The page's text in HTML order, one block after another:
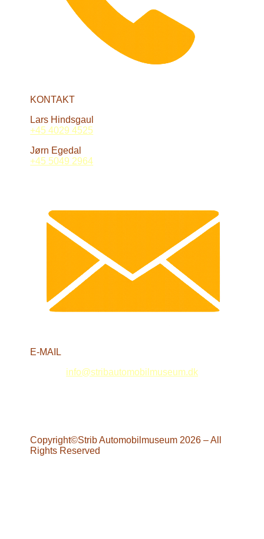
KONTAKT
Lars Hindsgaul
+45 4029 4525
Jørn Egedal
+45 5049 2964
E-MAIL
info@stribautomobilmuseum.dk
Copyright©Strib Automobilmuseum 2026 – All
Rights Reserved